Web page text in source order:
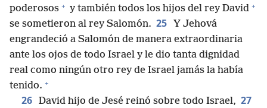
poderosos + y también todos los hijos del rey David +
se sometieron al rey Salomón. 25
Y Jehová
engrandeció a Salomón de manera extraordinaria
ante los ojos de todo Israel y le dio tanta dignidad
real como ningún otro rey de Israel jamás la había
tenido. +
26 David hijo de Jesé reinó sobre todo Israel, 27